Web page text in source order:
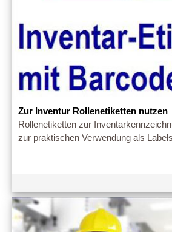
Zur Inventur Rollenetiketten nutzen
Rollenetiketten zur
zur praktischen Verwendung als